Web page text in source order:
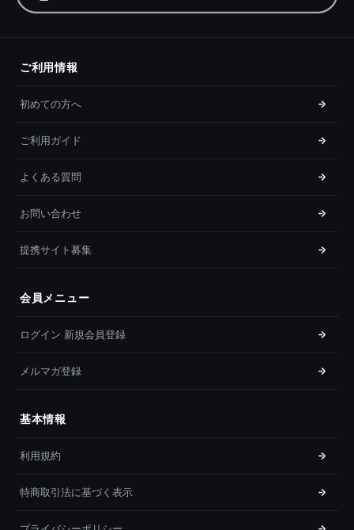
ご利用情報
初めての方へ
ご利用ガイド
よくある質問
お問い合わせ
提携サイト募集
会員メニュー
ログイン 新規会員登録
メルマガ登録
基本情報
利用規約
特商取引法に基づく表示